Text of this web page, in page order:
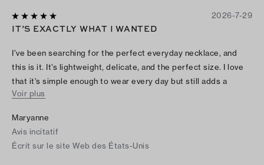
2026-7-29
IT’S EXACTLY WHAT I WANTED
I’ve been searching for the perfect everyday necklace, and
this is it. It’s lightweight, delicate, and the perfect size. I love
that it’s simple enough to wear every day but still adds a
pretty touch to any outfit. It goes with everything, and I
comfortable. I’m so happy with this purchase!
Voir plus
Maryanne
Avis incitatif
Écrit sur le site Web des États-Unis